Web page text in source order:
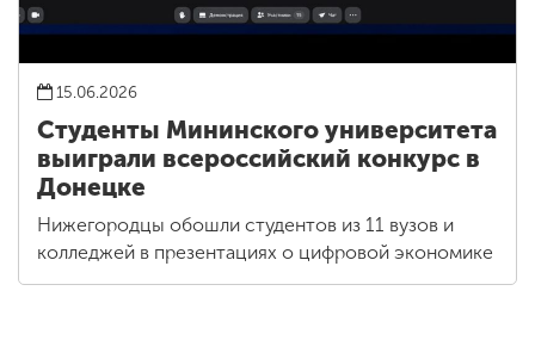
15.06.2026
Студенты Мининского университета
выиграли всероссийский конкурс в
Донецке
Нижегородцы обошли студентов из 11 вузов и
колледжей в презентациях о цифровой экономике